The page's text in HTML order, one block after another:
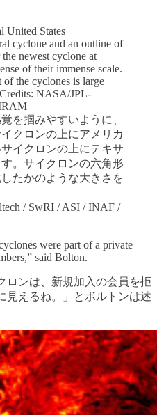
United States
cyclone and an outline of
newest cyclone at
of their immense scale.
of the cyclones is large
NASA/JPL-
を掴みやすいように、
クロンの上にアメリカ
イクロンの上にテキサ
。サイクロンの六角形
たかのような大きさを
/ SwRI / ASI / INAF /
were part of a private
said Bolton.
ロンは、新規加入の会員を拒
見えるね。」とボルトンは述